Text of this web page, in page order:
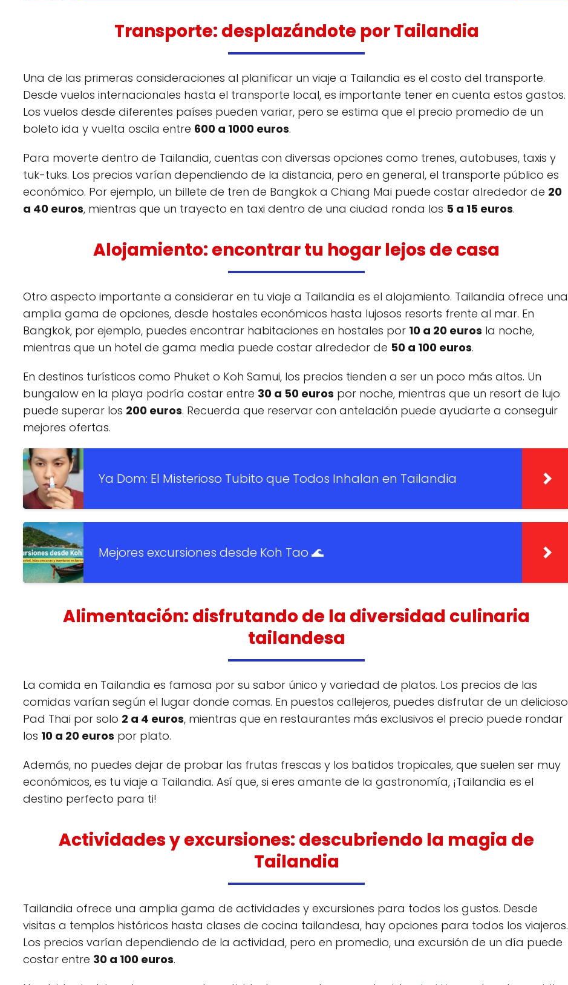
Transporte: desplazándote por Tailandia
Una de las primeras consideraciones al planificar un viaje a Tailandia es el costo del transporte.
Desde vuelos internacionales hasta el transporte local, es importante tener en cuenta estos gastos.
Los vuelos desde diferentes países pueden variar, pero se estima que el precio promedio de un
boleto ida y vuelta oscila entre 600 a 1000 euros.
Para moverte dentro de Tailandia, cuentas con diversas opciones como trenes, autobuses, taxis y
tuk-tuks. Los precios varían dependiendo de la distancia, pero en general, el transporte público es
económico. Por ejemplo, un billete de tren de Bangkok a Chiang Mai puede costar alrededor de 20
a 40 euros, mientras que un trayecto en taxi dentro de una ciudad ronda los 5 a 15 euros.
Alojamiento: encontrar tu hogar lejos de casa
Otro aspecto importante a considerar en tu viaje a Tailandia es el alojamiento. Tailandia ofrece una
amplia gama de opciones, desde hostales económicos hasta lujosos resorts frente al mar. En
Bangkok, por ejemplo, puedes encontrar habitaciones en hostales por 10 a 20 euros la noche,
mientras que un hotel de gama media puede costar alrededor de 50 a 100 euros.
En destinos turísticos como Phuket o Koh Samui, los precios tienden a ser un poco más altos. Un
bungalow en la playa podría costar entre 30 a 50 euros por noche, mientras que un resort de lujo
puede superar los 200 euros. Recuerda que reservar con antelación puede ayudarte a conseguir
mejores ofertas.
Ya Dom: El Misterioso Tubito que Todos Inhalan en Tailandia
Mejores excursiones desde Koh Tao 🌊
Alimentación: disfrutando de la diversidad culinaria
tailandesa
La comida en Tailandia es famosa por su sabor único y variedad de platos. Los precios de las
comidas varían según el lugar donde comas. En puestos callejeros, puedes disfrutar de un delicioso
Pad Thai por solo 2 a 4 euros, mientras que en restaurantes más exclusivos el precio puede rondar
los 10 a 20 euros por plato.
Además, no puedes dejar de probar las frutas frescas y los batidos tropicales, que suelen ser muy
económicos, es tu viaje a Tailandia. Así que, si eres amante de la gastronomía, ¡Tailandia es el
destino perfecto para ti!
Actividades y excursiones: descubriendo la magia de
Tailandia
Tailandia ofrece una amplia gama de actividades y excursiones para todos los gustos. Desde
visitas a templos históricos hasta clases de cocina tailandesa, hay opciones para todos los viajeros.
Los precios varían dependiendo de la actividad, pero en promedio, una excursión de un día puede
costar entre 30 a 100 euros.